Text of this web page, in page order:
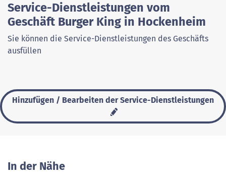
Service-Dienstleistungen vom
Geschäft Burger King in Hockenheim
Sie können die Service-Dienstleistungen des Geschäfts
ausfüllen
Hinzufügen / Bearbeiten der Service-Dienstleistungen
In der Nähe